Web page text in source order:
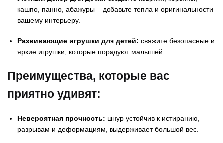
кашпо, панно, абажуры – добавьте тепла и оригинальности
вашему интерьеру.
Развивающие игрушки для детей: свяжите безопасные и
яркие игрушки, которые порадуют малышей.
Преимущества, которые вас
приятно удивят:
Невероятная прочность: шнур устойчив к истиранию,
разрывам и деформациям, выдерживает большой вес.